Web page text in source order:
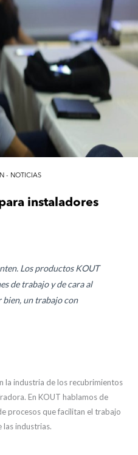
- NOTICIAS
instaladores
Los productos KOUT
de trabajo y de cara al
bien, un trabajo con
la industria de los recubrimientos
En KOUT hablamos de
procesos que facilitan el trabajo
las industrias.